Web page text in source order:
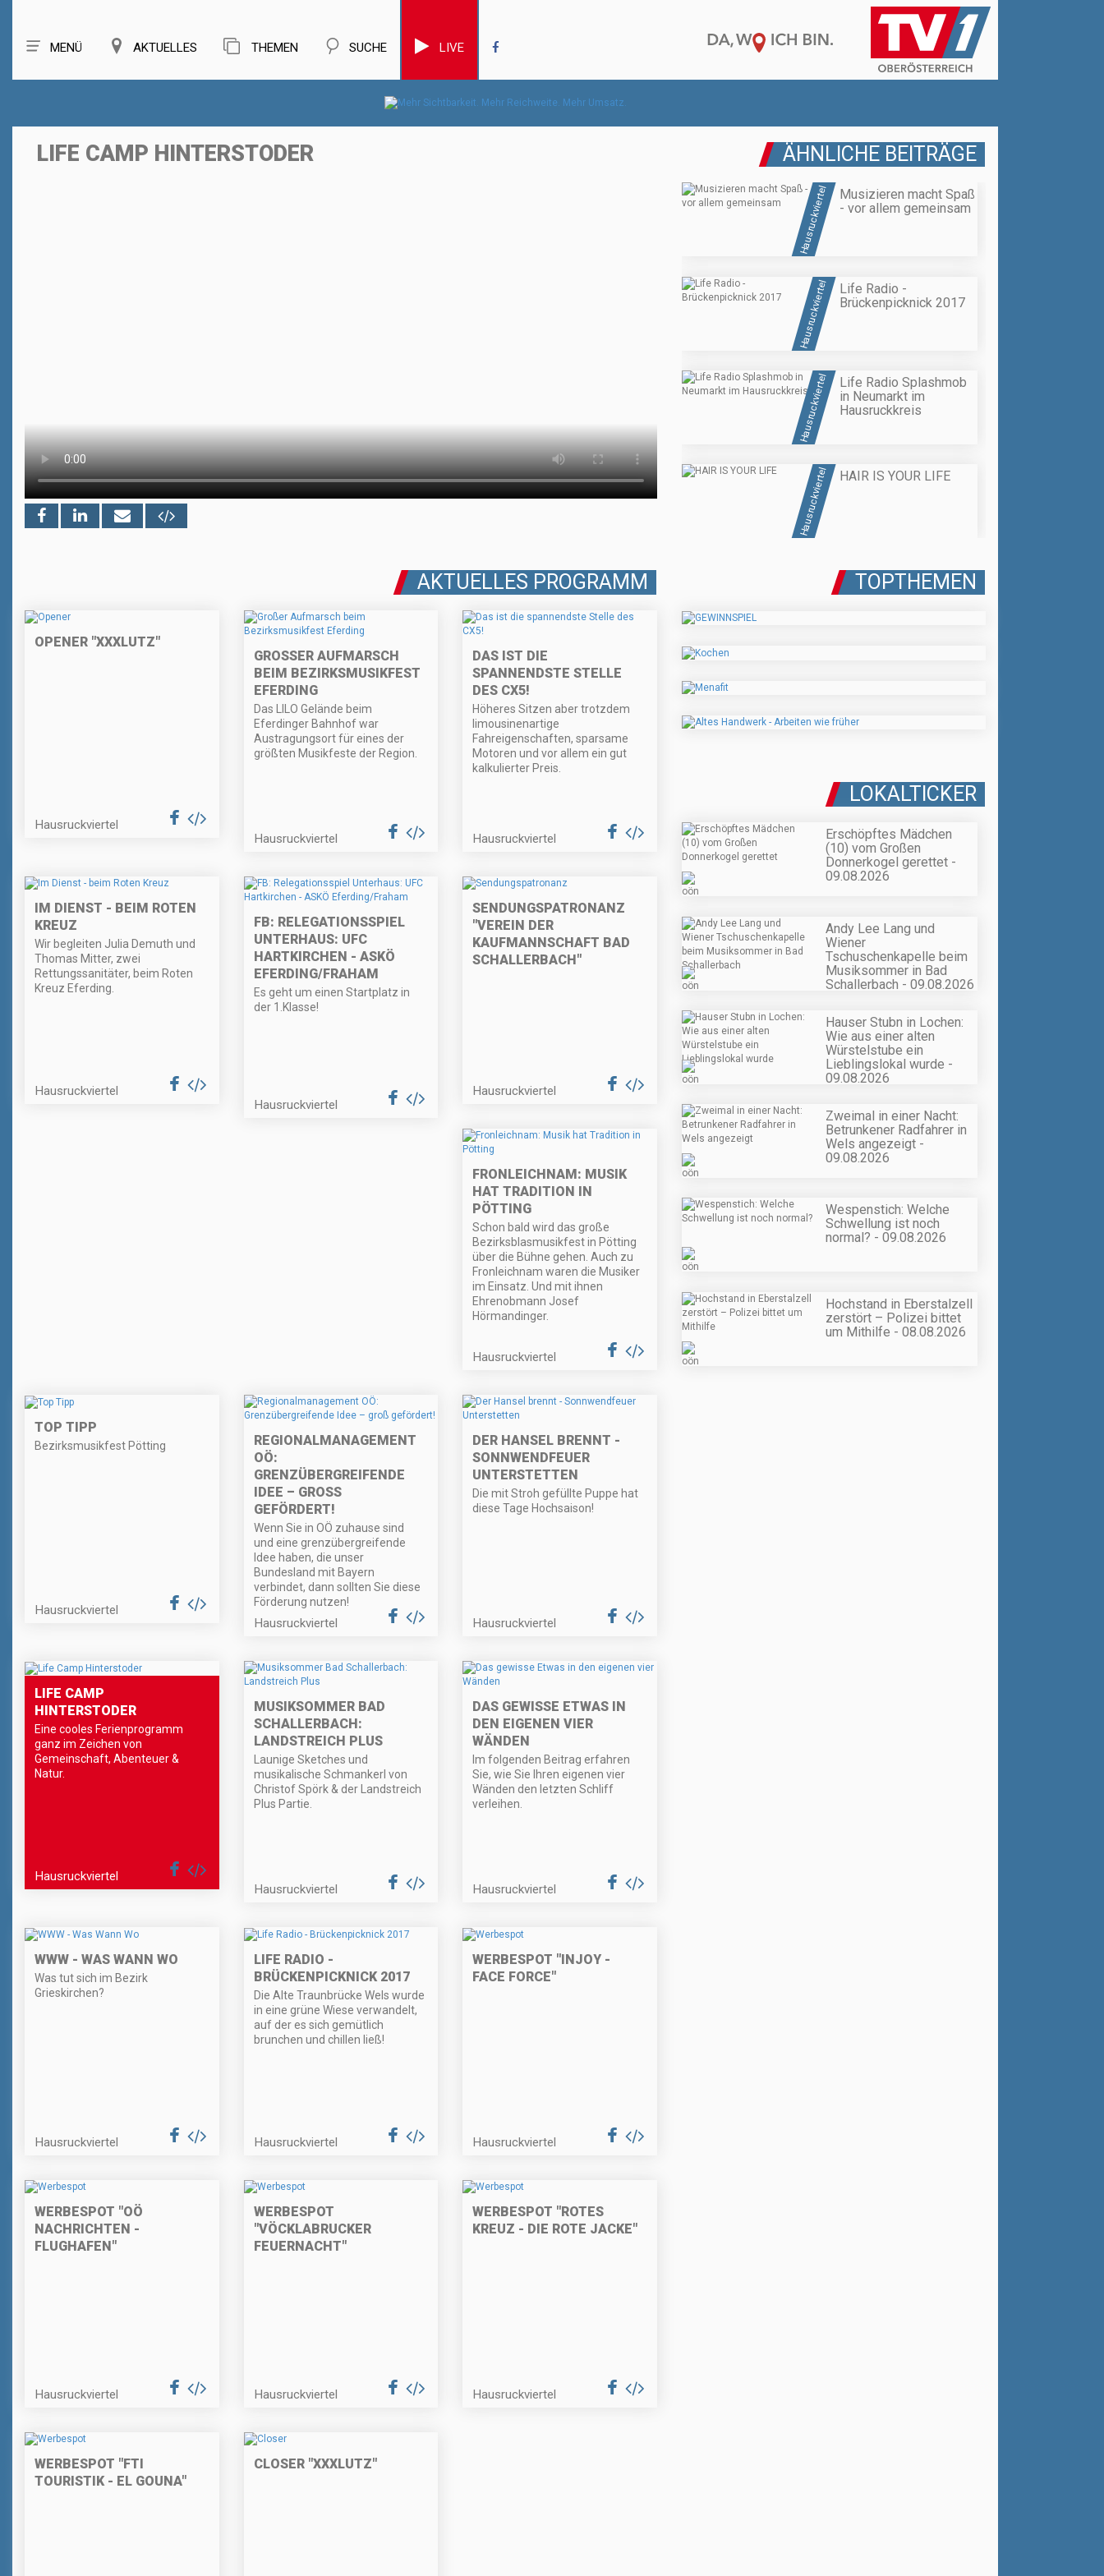
MENÜ AKTUELLES THEMEN SUCHE LIVE
LIFE CAMP HINTERSTODER ÄHNLICHE BEITRÄGE
Hausruckviertel
Musizieren macht Spaß
- vor allem gemeinsam
Hausruckviertel
Life Radio -
Brückenpicknick 2017
Hausruckviertel
Life Radio Splashmob
in Neumarkt im
Hausruckkreis
Hausruckviertel HAIR IS YOUR LIFE
AKTUELLES PROGRAMM
OPENER "XXXLUTZ"
Hausruckviertel
GROSSER AUFMARSCH B
EIM BEZIRKSMUSIKFEST E
FERDING
Das LILO Gelände beim
Eferdinger Bahnhof war
Austragungsort für eines der
größten Musikfeste der Region.
Hausruckviertel
DAS IST DIE
SPANNENDSTE STELLE
DES CX5!
Höheres Sitzen aber trotzdem
limousinenartige
Fahreigenschaften, sparsame
Motoren und vor allem ein gut
kalkulierter Preis.
Hausruckviertel
IM DIENST - BEIM ROTEN
KREUZ
Wir begleiten Julia Demuth und
Thomas Mitter, zwei
Rettungssanitäter, beim Roten
Kreuz Eferding.
Hausruckviertel
FB: RELEGATIONSSPIEL
UNTERHAUS: UFC
HARTKIRCHEN - ASKÖ
EFERDING/FRAHAM
Es geht um einen Startplatz in
der 1.Klasse!
Hausruckviertel
SENDUNGSPATRONANZ
"VEREIN DER
KAUFMANNSCHAFT BAD
SCHALLERBACH"
Hausruckviertel
FRONLEICHNAM: MUSIK
HAT TRADITION IN
PÖTTING
Schon bald wird das große
Bezirksblasmusikfest in Pötting
über die Bühne gehen. Auch zu
Fronleichnam waren die Musiker
im Einsatz. Und mit ihnen
Ehrenobmann Josef
Hörmandinger.
Hausruckviertel
TOP TIPP
Bezirksmusikfest Pötting
Hausruckviertel
REGIONALMANAGEMENT
OÖ:
GRENZÜBERGREIFENDE
IDEE – GROSS G
EFÖRDERT!
Wenn Sie in OÖ zuhause sind
und eine grenzübergreifende
Idee haben, die unser
Bundesland mit Bayern
verbindet, dann sollten Sie diese
Förderung nutzen!
Hausruckviertel
DER HANSEL BRENNT -
SONNWENDFEUER
UNTERSTETTEN
Die mit Stroh gefüllte Puppe hat
diese Tage Hochsaison!
Hausruckviertel
LIFE CAMP
HINTERSTODER
Eine cooles Ferienprogramm
ganz im Zeichen von
Gemeinschaft, Abenteuer &
Natur.
Hausruckviertel
MUSIKSOMMER BAD
SCHALLERBACH:
LANDSTREICH PLUS
Launige Sketches und
musikalische Schmankerl von
Christof Spörk & der Landstreich
Plus Partie.
Hausruckviertel
DAS GEWISSE ETWAS IN
DEN EIGENEN VIER
WÄNDEN
Im folgenden Beitrag erfahren
Sie, wie Sie Ihren eigenen vier
Wänden den letzten Schliff
verleihen.
Hausruckviertel
WWW - WAS WANN WO
Was tut sich im Bezirk
Grieskirchen?
Hausruckviertel
LIFE RADIO -
BRÜCKENPICKNICK 2017
Die Alte Traunbrücke Wels wurde
in eine grüne Wiese verwandelt,
auf der es sich gemütlich
brunchen und chillen ließ!
Hausruckviertel
WERBESPOT "INJOY -
FACE FORCE"
Hausruckviertel
WERBESPOT "OÖ
NACHRICHTEN -
FLUGHAFEN"
Hausruckviertel
WERBESPOT
"VÖCKLABRUCKER
FEUERNACHT"
Hausruckviertel
WERBESPOT "ROTES
KREUZ - DIE ROTE JACKE"
Hausruckviertel
WERBESPOT "FTI
TOURISTIK - EL GOUNA"
CLOSER "XXXLUTZ"
TOPTHEMEN
LOKALTICKER
Erschöpftes Mädchen
(10) vom Großen
Donnerkogel gerettet -
09.08.2026
Andy Lee Lang und
Wiener
Tschuschenkapelle beim
Musiksommer in Bad
Schallerbach - 09.08.2026
Hauser Stubn in Lochen:
Wie aus einer alten
Würstelstube ein
Lieblingslokal wurde -
09.08.2026
Zweimal in einer Nacht:
Betrunkener Radfahrer in
Wels angezeigt -
09.08.2026
Wespenstich: Welche
Schwellung ist noch
normal? - 09.08.2026
Hochstand in Eberstalzell
zerstört – Polizei bittet
um Mithilfe - 08.08.2026